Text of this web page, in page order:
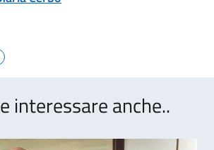
interessare anche..